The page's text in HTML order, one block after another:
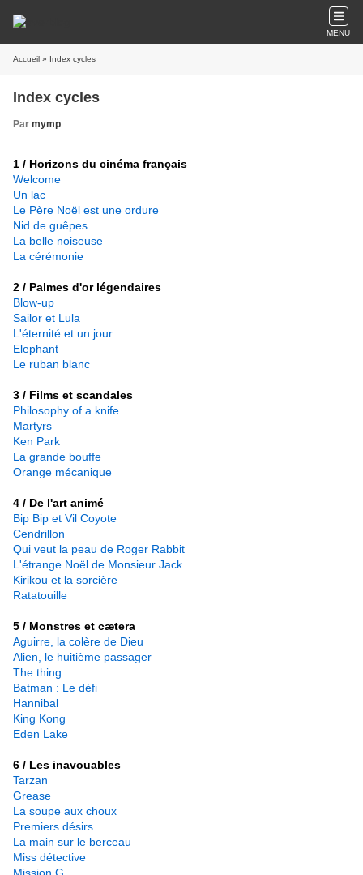
MENU
Accueil » Index cycles
Index cycles
Par mymp
1 / Horizons du cinéma français
Welcome
Un lac
Le Père Noël est une ordure
Nid de guêpes
La belle noiseuse
La cérémonie
2 / Palmes d'or légendaires
Blow-up
Sailor et Lula
L'éternité et un jour
Elephant
Le ruban blanc
3 / Films et scandales
Philosophy of a knife
Martyrs
Ken Park
La grande bouffe
Orange mécanique
4 / De l'art animé
Bip Bip et Vil Coyote
Cendrillon
Qui veut la peau de Roger Rabbit
L'étrange Noël de Monsieur Jack
Kirikou et la sorcière
Ratatouille
5 / Monstres et cætera
Aguirre, la colère de Dieu
Alien, le huitième passager
The thing
Batman : Le défi
Hannibal
King Kong
Eden Lake
6 / Les inavouables
Tarzan
Grease
La soupe aux choux
Premiers désirs
La main sur le berceau
Miss détective